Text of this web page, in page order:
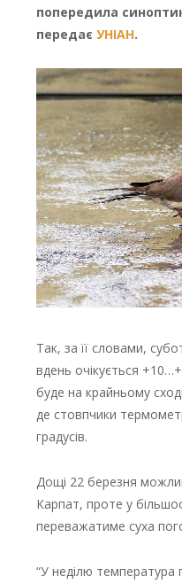
попередила
передає УНІАН.
Так, за її словами,
вдень очікується
буде на крайньому
де стовпчики
градусів.
Дощі 22 березня
Карпат, проте у
переважатиме суха
“У неділю температура